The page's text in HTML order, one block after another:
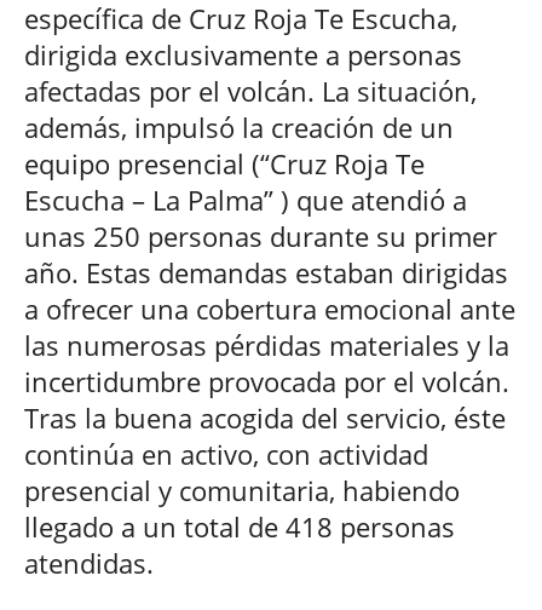
específica de Cruz Roja Te Escucha,
dirigida exclusivamente a personas
afectadas por el volcán. La situación,
además, impulsó la creación de un
equipo presencial (“Cruz Roja Te
Escucha – La Palma” ) que atendió a
unas 250 personas durante su primer
año. Estas demandas estaban dirigidas
a ofrecer una cobertura emocional ante
las numerosas pérdidas materiales y la
incertidumbre provocada por el volcán.
Tras la buena acogida del servicio, éste
continúa en activo, con actividad
presencial y comunitaria, habiendo
llegado a un total de 418 personas
atendidas.